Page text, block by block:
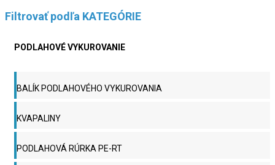
Filtrovať podľa KATEGÓRIE
PODLAHOVÉ VYKUROVANIE
BALÍK PODLAHOVÉHO VYKUROVANIA
KVAPALINY
PODLAHOVÁ RÚRKA PE-RT